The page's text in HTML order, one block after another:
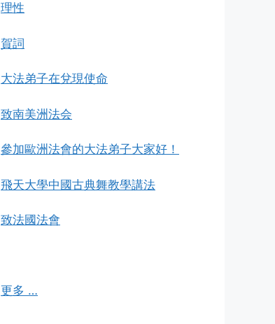
理性
賀詞
大法弟子在兌現使命
致南美洲法会
參加歐洲法會的大法弟子大家好！
飛天大學中國古典舞教學講法
致法國法會
更多 …